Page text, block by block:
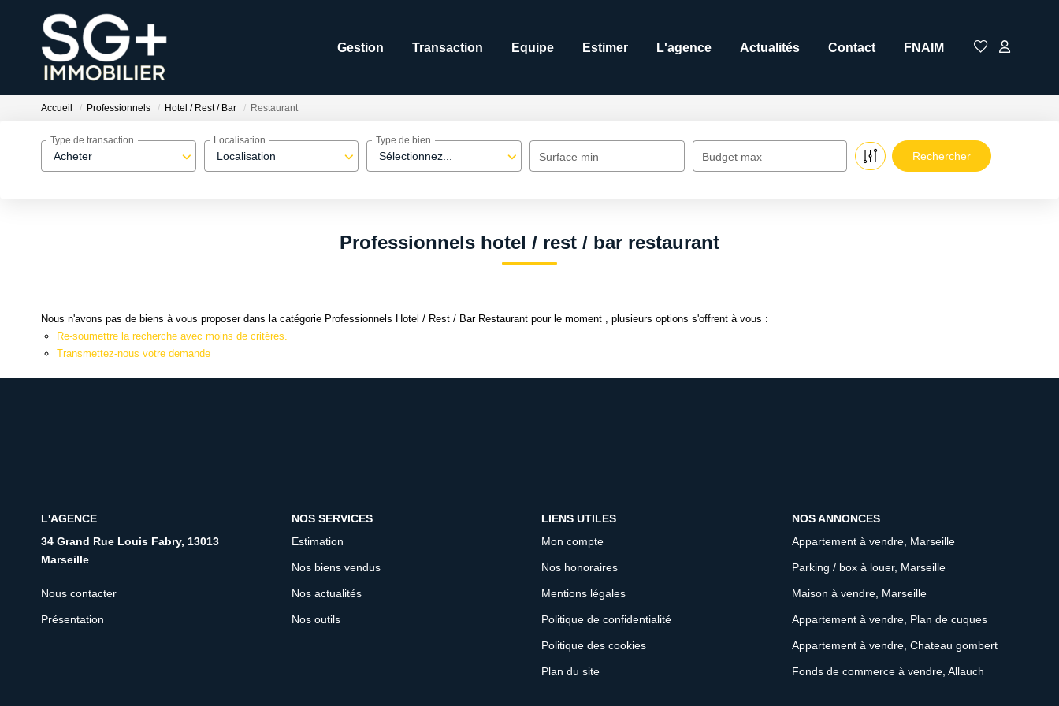
Gestion Transaction Equipe Estimer L'agence Actualités Contact FNAIM
Accueil Professionnels Hotel / Rest / Bar Restaurant
Acheter
Type de transaction
Localisation
Localisation
Sélectionnez...
Type de bien
Surface min Budget max
Professionnels hotel / rest / bar restaurant
Nous n'avons pas de biens à vous proposer dans la catégorie Professionnels Hotel / Rest / Bar Restaurant pour le moment , plusieurs options s'offrent à vous :
Re-soumettre la recherche avec moins de critères.
Transmettez-nous votre demande
L'AGENCE
34 Grand Rue Louis Fabry, 13013
Marseille
Nous contacter
Présentation
NOS SERVICES
Estimation
Nos biens vendus
Nos actualités
Nos outils
LIENS UTILES
Mon compte
Nos honoraires
Mentions légales
Politique de confidentialité
Politique des cookies
Plan du site
NOS ANNONCES
Appartement à vendre, Marseille
Parking / box à louer, Marseille
Maison à vendre, Marseille
Appartement à vendre, Plan de cuques
Appartement à vendre, Chateau gombert
Fonds de commerce à vendre, Allauch